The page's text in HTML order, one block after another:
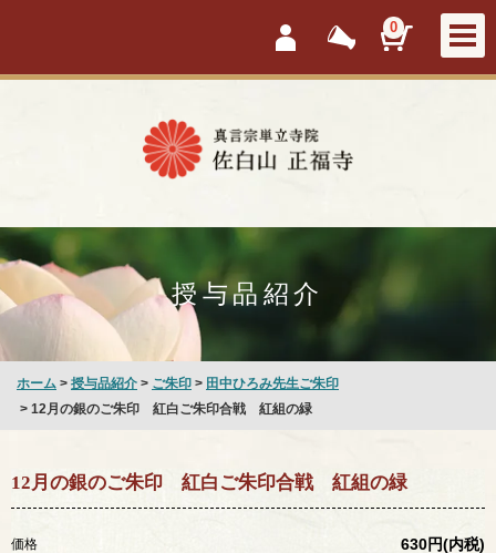
会員ログイン
新着情報 カートを
0
授与品紹介
ホーム > 授与品紹介 > ご朱印 > 田中ひろみ先生ご朱印
> 12月の銀のご朱印 紅白ご朱印合戦 紅組の緑
12月の銀のご朱印 紅白ご朱印合戦 紅組の緑
価格 630円(内税)